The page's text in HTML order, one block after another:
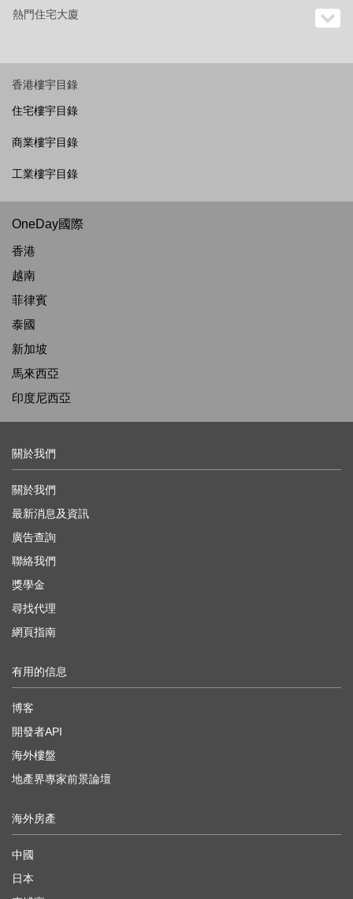
熱門住宅大廈
香港樓宇目錄
住宅樓宇目錄
商業樓宇目錄
工業樓宇目錄
OneDay國際
香港
越南
菲律賓
泰國
新加坡
馬來西亞
印度尼西亞
關於我們
關於我們
最新消息及資訊
廣告查詢
聯絡我們
獎學金
尋找代理
網頁指南
有用的信息
博客
開發者API
海外樓盤
地產界專家前景論壇
海外房產
中國
日本